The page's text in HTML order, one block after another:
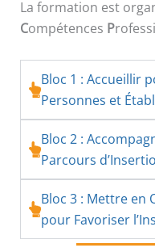
La formation est
Compétences P
Bloc 1 : Accueillir
Personnes et
Bloc 2 :
Parcours
Bloc 3 : Mettre en
pour Favoriser